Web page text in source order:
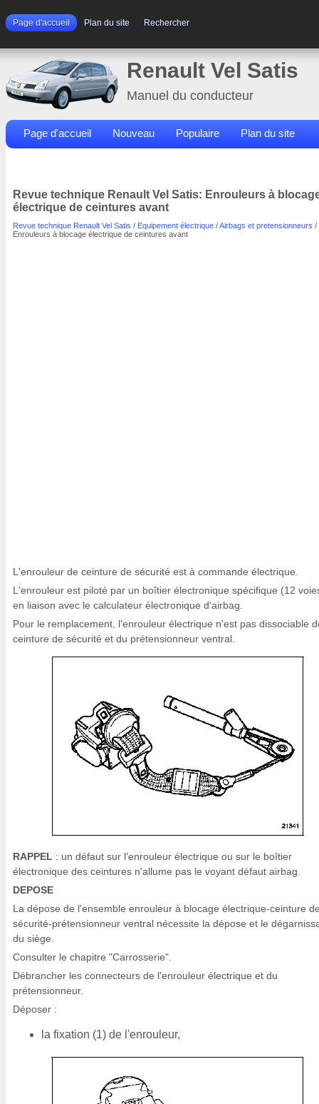
Page d'accueil Plan du site Rechercher
Renault Vel Satis
Manuel du conducteur
Page d'accueil Nouveau Populaire Plan du site
Revue technique Renault Vel Satis: Enrouleurs à
électrique de ceintures avant
Revue technique Renault Vel Satis / Equipement électrique /Airbags et pretensionneurs /
Enrouleurs à blocage électrique de ceintures avant
L'enrouleur de ceinture de sécurité est à commande électrique.
L'enrouleur est piloté par un boîtier électronique spécifique (12
en liaison avec le calculateur électronique d'airbag.
Pour le remplacement, l'enrouleur électrique n'est pas dissociable
ceinture de sécurité et du prétensionneur ventral.
RAPPEL : un défaut sur l'enrouleur électrique ou sur le boîtier
électronique des ceintures n'allume pas le voyant défaut airbag.
DEPOSE
La dépose de l'ensemble enrouleur à blocage électrique-ceinture
sécurité-prétensionneur ventral nécessite la dépose et le
du siège.
Consulter le chapitre "Carrosserie".
Débrancher les connecteurs de l'enrouleur électrique et du
prétensionneur.
Déposer :
la fixation (1) de l'enrouleur,